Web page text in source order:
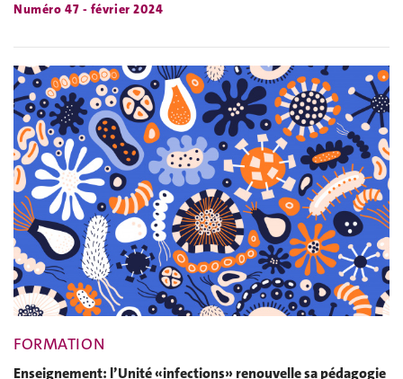
Numéro 47 - février 2024
FORMATION
Enseignement: l’Unité «infections» renouvelle sa pédagogie